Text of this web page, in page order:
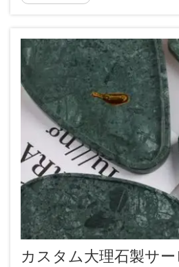
理石製ダイニングテーブルは
必要があります…
カスタム大理石製サー